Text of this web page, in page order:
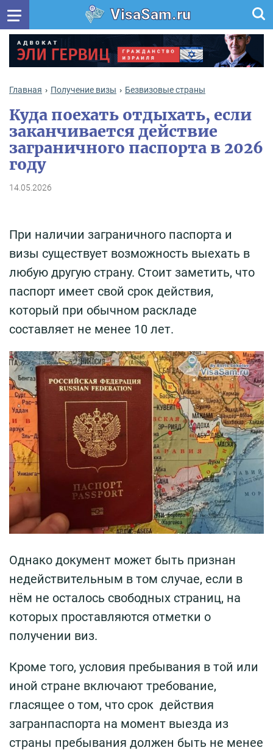
VisaSam.ru
Главная Получение визы Безвизовые страны
Куда поехать отдыхать, если
заканчивается действие
заграничного паспорта в 2026
году
14.05.2026
При наличии заграничного паспорта и
визы существует возможность выехать в
любую другую страну. Стоит заметить, что
паспорт имеет свой срок действия,
который при обычном раскладе
составляет не менее 10 лет.
Однако документ может быть признан
недействительным в том случае, если в
нём не осталось свободных страниц, на
которых проставляются отметки о
получении виз.
Кроме того, условия пребывания в той или
иной стране включают требование,
гласящее о том, что срок действия
загранпаспорта на момент выезда из
страны пребывания должен быть не менее